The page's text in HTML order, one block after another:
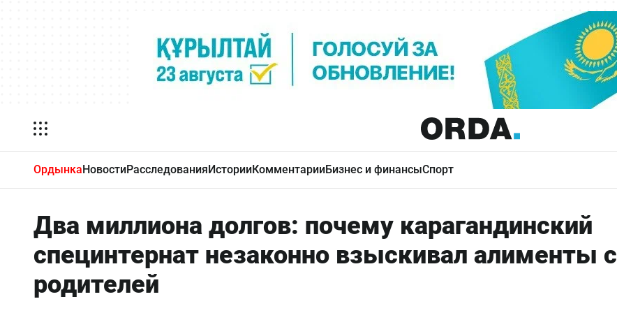
ОрдынкаНовостиРасследованияИсторииКомментарииБизнес и финансыСпорт
Два миллиона долгов: почему карагандинский
специнтернат незаконно взыскивал алименты с
родителей